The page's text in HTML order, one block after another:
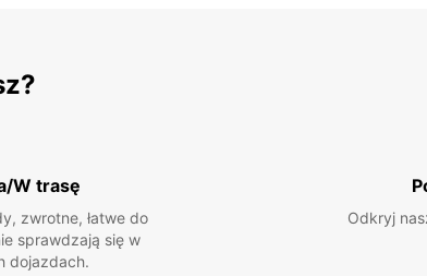
W trasę
zwrotne, łatwe do
sprawdzają się w
dojazdach.
Odkryj